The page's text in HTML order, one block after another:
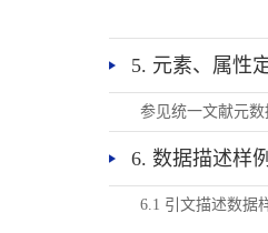
5. 元素、属性
参见统一文献元
6. 数据描述样
6.1 引文描述数据